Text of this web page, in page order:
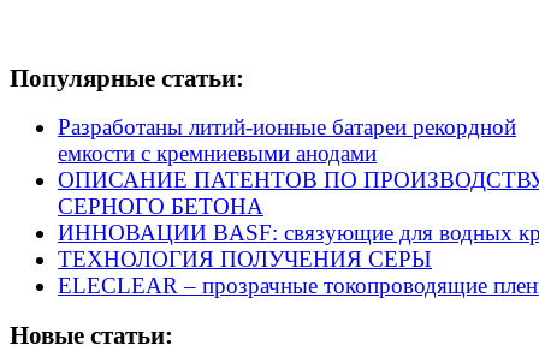
Популярные статьи:
Разработаны литий-ионные батареи рекордной
емкости с кремниевыми анодами
ОПИСАНИЕ ПАТЕНТОВ ПО
СЕРНОГО БЕТОНА
ИННОВАЦИИ BASF: связующие для водных
ТЕХНОЛОГИЯ ПОЛУЧЕНИЯ СЕРЫ
ELECLEAR – прозрачные токопроводящие
Новые статьи: